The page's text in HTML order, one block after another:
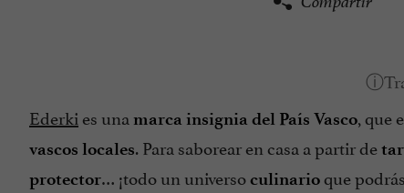
Ederki es una marca insignia del País Vasco, que
vascos locales. Para saborear en casa a partir de
protector… ¡todo un universoculinarioque